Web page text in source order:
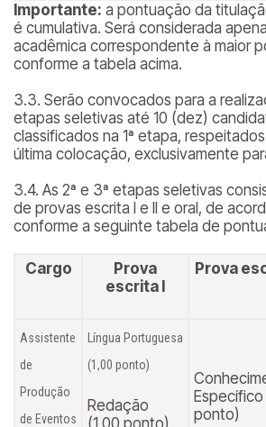
Importante: a pontuação da
é cumulativa. Será considerada
acadêmica correspondente à maior
conforme a tabela acima.
3.3. Serão convocados para a
etapas seletivas até 10 (dez)
classificados na 1ª etapa,
última colocação, exclusivamente
3.4. As 2ª e 3ª etapas seletivas
de provas escrita I e II e oral, de
conforme a seguinte tabela de
Cargo
Prova
escrita I
Prova
Assistente
de
Produção
de Eventos
Língua Portuguesa
(1,00 ponto)
Redação
(1,00 ponto)
Específico
ponto)